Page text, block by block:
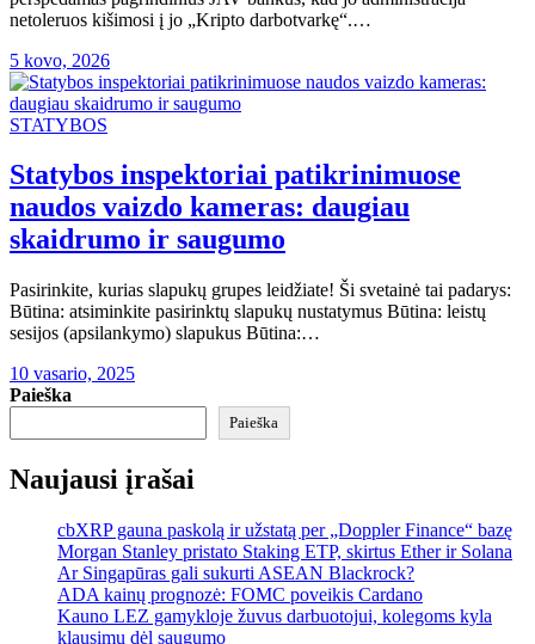
netoleruos kišimosi į jo „Kripto darbotvarkę“.…
5 kovo, 2026
STATYBOS
Statybos inspektoriai patikrinimuose
naudos vaizdo kameras: daugiau
skaidrumo ir saugumo
Pasirinkite, kurias slapukų grupes leidžiate! Ši svetainė tai padarys:
Būtina: atsiminkite pasirinktų slapukų nustatymus Būtina: leistų
sesijos (apsilankymo) slapukus Būtina:…
10 vasario, 2025
Paieška
Paieška
Naujausi įrašai
cbXRP gauna paskolą ir užstatą per „Doppler Finance“ bazę
Morgan Stanley pristato Staking ETP, skirtus Ether ir Solana
Ar Singapūras gali sukurti ASEAN Blackrock?
ADA kainų prognozė: FOMC poveikis Cardano
Kauno LEZ gamykloje žuvus darbuotojui, kolegoms kyla
klausimų dėl saugumo